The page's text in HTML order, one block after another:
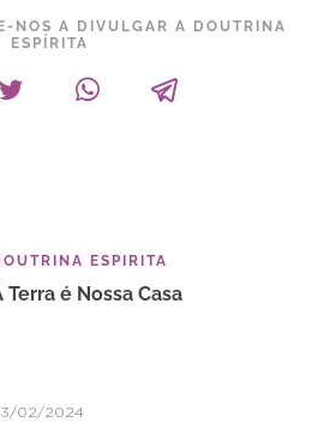
NOS A DIVULGAR A DOUTRINA
ESPÍRITA
ESPIRITA
Terra é Nossa Casa
02/2024